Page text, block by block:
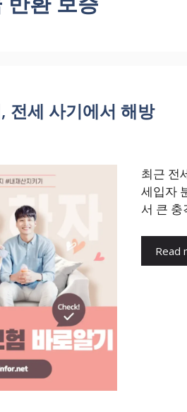
전세 사기에서 해방
최근 전
세입자
서 큰
Read